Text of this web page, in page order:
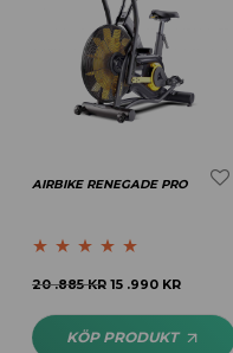
AIRBIKE RENEGADE PRO
Betygsatt5.00
20 .885KR 15 .990 KR
KÖP PRODUKT